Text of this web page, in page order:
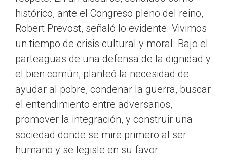
histórico, ante el Congreso pleno del reino,
Robert Prevost, señaló lo evidente. Vivimos
un tiempo de crisis cultural y moral. Bajo el
parteaguas de una defensa de la dignidad y
el bien común, planteó la necesidad de
ayudar al pobre, condenar la guerra, buscar
el entendimiento entre adversarios,
promover la integración, y construir una
sociedad donde se mire primero al ser
humano y se legisle en su favor.